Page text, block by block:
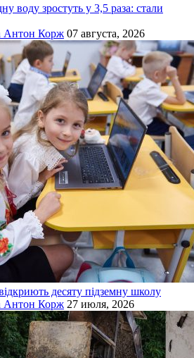
воду зростуть у 3,5 раза: стали
Антон Корж 07 августа, 2026
десяту підземну школу
Антон Корж 27 июля, 2026